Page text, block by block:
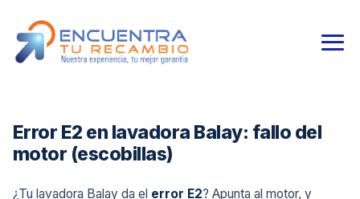
Error E2 en lavadora Balay: fallo del
motor (escobillas)
¿Tu lavadora Balay da el error E2? Apunta al motor, y